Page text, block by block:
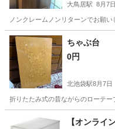
大鳥居駅 8月7日
ノンクレームノンリターンでお願い
東京 大田区 大鳥居駅
ちゃぶ台
0円
北池袋駅8月7日
折りたたみ式の昔ながらのローテ
豊島区 北池袋駅
【オンライ